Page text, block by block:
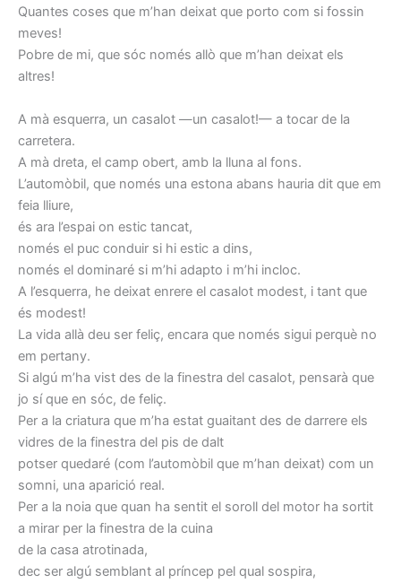
Quantes coses que m’han deixat que porto com si fossin
meves!
Pobre de mi, que sóc només allò que m’han deixat els
altres!
A mà esquerra, un casalot —un casalot!— a tocar de la
carretera.
A mà dreta, el camp obert, amb la lluna al fons.
L’automòbil, que només una estona abans hauria dit que em
feia lliure,
és ara l’espai on estic tancat,
només el puc conduir si hi estic a dins,
només el dominaré si m’hi adapto i m’hi incloc.
A l’esquerra, he deixat enrere el casalot modest, i tant que
és modest!
La vida allà deu ser feliç, encara que només sigui perquè no
em pertany.
Si algú m’ha vist des de la finestra del casalot, pensarà que
jo sí que en sóc, de feliç.
Per a la criatura que m’ha estat guaitant des de darrere els
vidres de la finestra del pis de dalt
potser quedaré (com l’automòbil que m’han deixat) com un
somni, una aparició real.
Per a la noia que quan ha sentit el soroll del motor ha sortit
a mirar per la finestra de la cuina
de la casa atrotinada,
dec ser algú semblant al príncep pel qual sospira,